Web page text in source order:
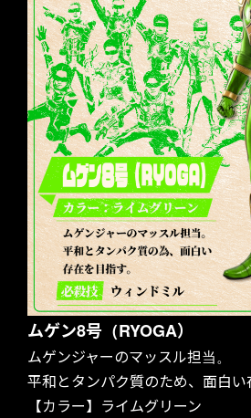
ムゲン8号（RYOGA）
ムゲンジャーのマッスル担当。
平和とタンパク質のため、面白い
【カラー】ライムグリーン